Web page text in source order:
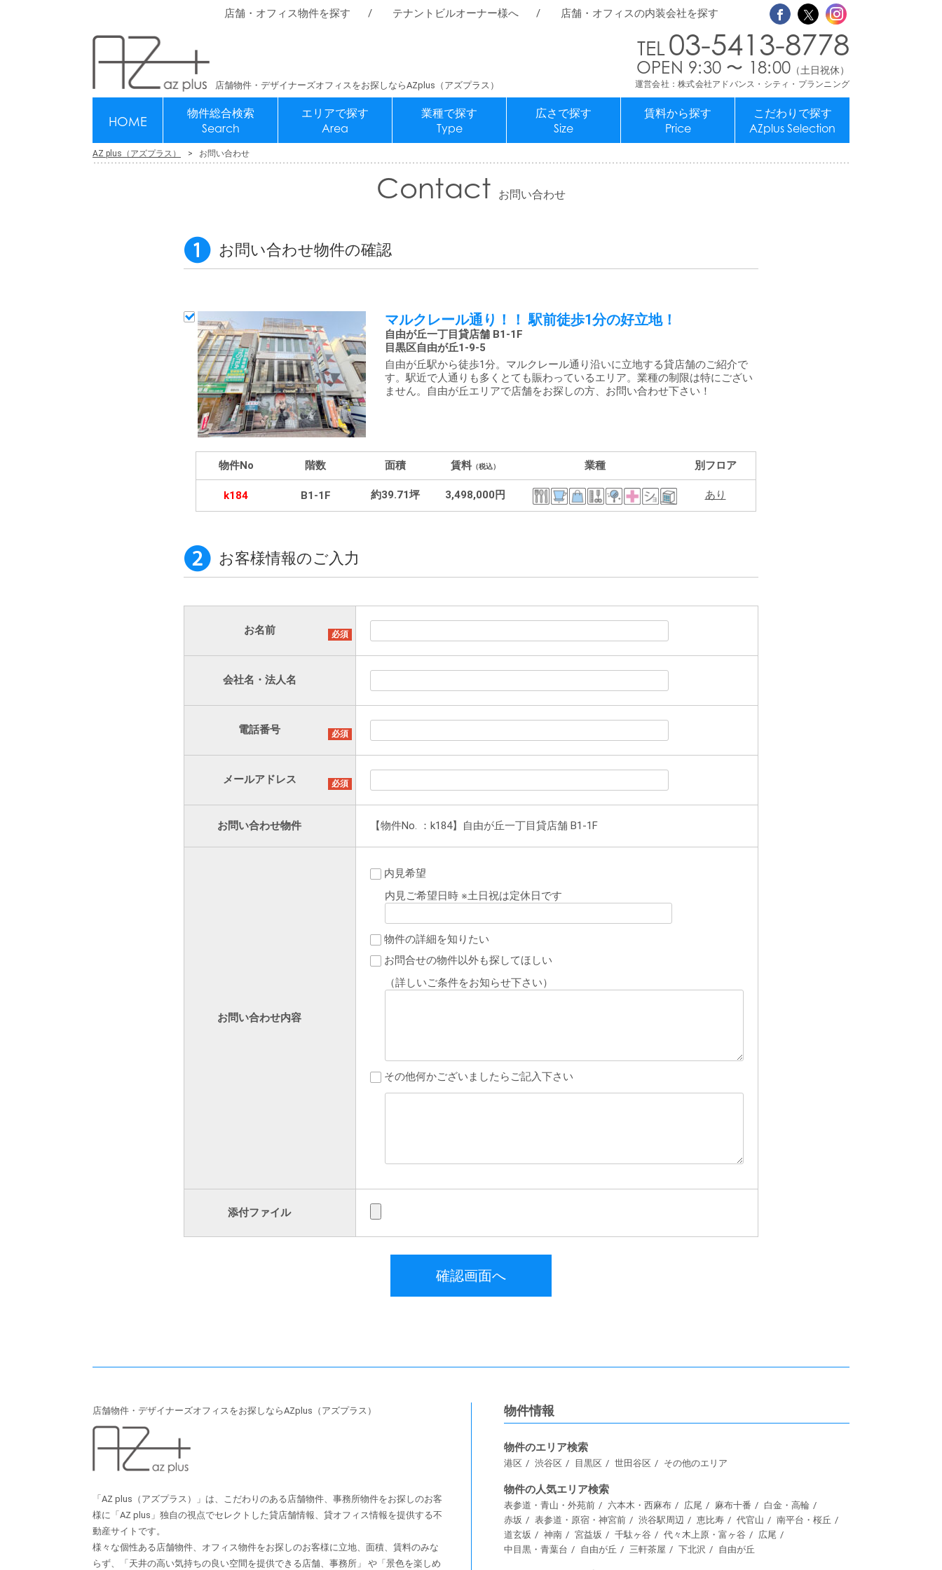
店舗物件・デザイナーズオフィスをお探しならAZplus（アズプラス）
店舗・オフィス物件を探す テナントビルオーナー様へ 店舗・オフィスの内装会社を探す
HOME
物件総合検索
Search
エリアで探す
Area
業種で探す
Type
広さで探す
Size
賃料から探す
Price
こだわりで探す
AZplus Selection
03-5413-8778
OPEN 9:30 〜 18:00 （土日祝休）
運営会社：株式会社アドバンス・シティ・プランニング
AZ plus（アズプラス） お問い合わせ
Contact お問い合わせ
お問い合わせ物件の確認
マルクレール通り！！ 駅前徒歩1分の好立地！
自由が丘一丁目貸店舗 B1-1F
目黒区自由が丘1-9-5
自由が丘駅から徒歩1分。マルクレール通り沿いに立地する貸店舗のご紹介で
す。駅近で人通りも多くとても賑わっているエリア。業種の制限は特にござい
ません。自由が丘エリアで店舗をお探しの方、お問い合わせ下さい！
物件No 階数 面積 賃料 （税込） 業種 別フロア
k184 B1-1F 約39.71坪 3,498,000円 あり
お客様情報のご入力
お名前
会社名・法人名
電話番号
メールアドレス
お問い合わせ物件 【物件No. ：k184】自由が丘一丁目貸店舗 B1-1F
お問い合わせ内容
内見希望
内見ご希望日時 ※土日祝は定休日です
物件の詳細を知りたい
お問合せの物件以外も探してほしい
（詳しいご条件をお知らせ下さい）
その他何かございましたらご記入下さい
添付ファイル
店舗物件・デザイナーズオフィスをお探しならAZplus（アズプラス）
「AZ plus（アズプラス）」は、こだわりのある店舗物件、事務所物件をお探しのお客
様に「AZ plus」独⾃の視点でセレクトした貸店舗情報、貸オフィス情報を提供する不
動産サイトです。
様々な個性ある店舗物件、オフィス物件をお探しのお客様に⽴地、⾯積、賃料のみな
らず、「天井の⾼い気持ちの良い空間を提供できる店舗、事務所」 や「景⾊を楽しめ
物件情報
物件のエリア検索
港区 渋谷区 目黒区 世田谷区 その他のエリア
物件の人気エリア検索
表参道・青山・外苑前 六本木・西麻布 広尾 麻布十番
白金・高輪
赤坂
表参道・原宿・神宮前 渋谷駅周辺 恵比寿 代官山
南平台・桜丘
道玄坂
神南 宮益坂 千駄ヶ谷 代々木上原・富ヶ谷
広尾
中目黒・青葉台
自由が丘 三軒茶屋 下北沢 自由が丘